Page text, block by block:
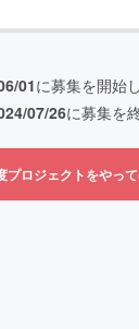
01に募集を開始
07/26に募集を
プロジェクトをやっ